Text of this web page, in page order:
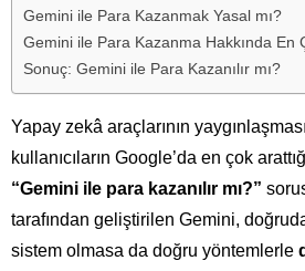
Gemini ile Para Kazanmak Yasal mı?
Gemini ile Para Kazanma Hakkında En
Sonuç: Gemini ile Para Kazanılır mı?
Yapay zekâ araçlarının
kullanıcıların Google’da en çok
“Gemini ile para kazanılır mı?”
tarafından geliştirilen Gemini,
sistem olmasa da doğru yöntemlerle